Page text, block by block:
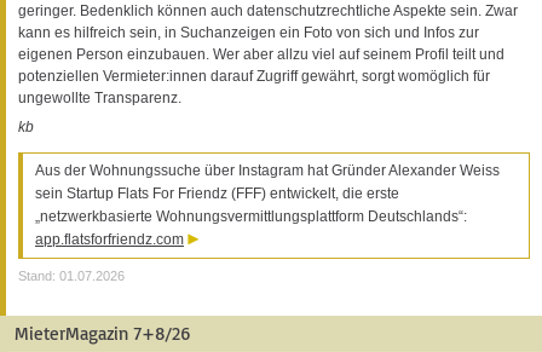
geringer. Bedenklich können auch datenschutzrechtliche Aspekte sein. Zwar
kann es hilfreich sein, in Suchanzeigen ein Foto von sich und Infos zur
eigenen Person einzubauen. Wer aber allzu viel auf seinem Profil teilt und
potenziellen Vermieter:innen darauf Zugriff gewährt, sorgt womöglich für
ungewollte Transparenz.
kb
Aus der Wohnungssuche über Instagram hat Gründer Alexander Weiss
sein Startup Flats For Friendz (FFF) entwickelt, die erste
„netzwerkbasierte Wohnungsvermittlungsplattform Deutschlands“:
app.flatsforfriendz.com
Stand: 01.07.2026
MieterMagazin 7+8/26